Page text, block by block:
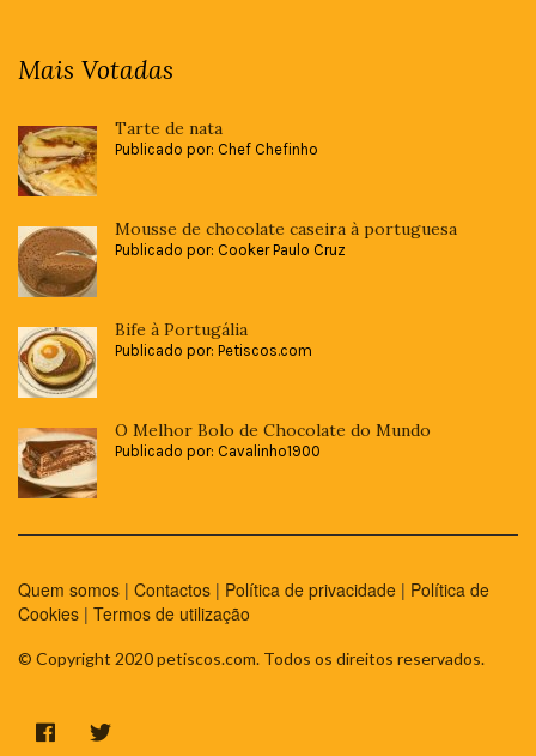
Mais Votadas
Tarte de nata
Publicado por: Chef Chefinho
Mousse de chocolate caseira à portuguesa
Publicado por: Cooker Paulo Cruz
Bife à Portugália
Publicado por: Petiscos.com
O Melhor Bolo de Chocolate do Mundo
Publicado por: Cavalinho1900
Quem somos | Contactos | Política de privacidade | Política de
Cookies | Termos de utilização
© Copyright 2020 petiscos.com. Todos os direitos reservados.